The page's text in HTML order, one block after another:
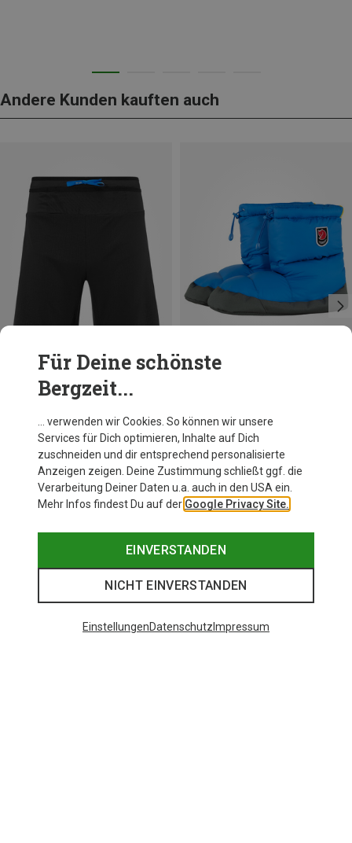
Andere Kunden kauften auch
Du sparst 31%
Für Deine schönste
Bergzeit...
… verwenden wir Cookies. So können wir unsere
Services für Dich optimieren, Inhalte auf Dich
zuschneiden und dir entsprechend personalisierte
Anzeigen zeigen. Deine Zustimmung schließt ggf. die
Verarbeitung Deiner Daten u.a. auch in den USA ein.
Mehr Infos findest Du auf der Google Privacy Site.
EINVERSTANDEN
NICHT EINVERSTANDEN
EinstellungenDatenschutz Impressum